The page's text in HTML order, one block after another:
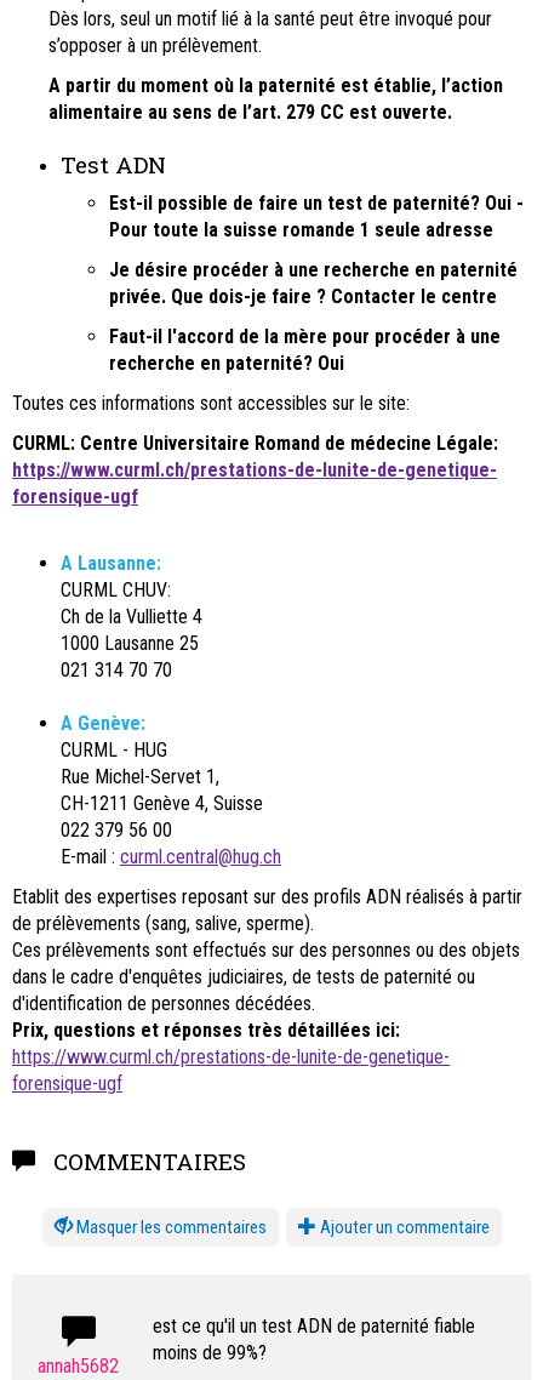
Dès lors, seul un motif lié à la santé peut être invoqué pour
s’opposer à un prélèvement.
A partir du moment où la paternité est établie, l’action
alimentaire au sens de l’art. 279 CC est ouverte.
Test ADN
Est-il possible de faire un test de paternité? Oui -
Pour toute la suisse romande 1 seule adresse
Je désire procéder à une recherche en paternité
privée. Que dois-je faire ? Contacter le centre
Faut-il l'accord de la mère pour procéder à une
recherche en paternité? Oui
Toutes ces informations sont accessibles sur le site:
CURML: Centre Universitaire Romand de médecine Légale:
https://www.curml.ch/prestations-de-lunite-de-genetique-
forensique-ugf
A Lausanne:
CURML CHUV:
Ch de la Vulliette 4
1000 Lausanne 25
021 314 70 70
A Genève:
CURML - HUG
Rue Michel-Servet 1,
CH-1211 Genève 4, Suisse
022 379 56 00
E-mail : curml.central@hug.ch
Etablit des expertises reposant sur des profils ADN réalisés à partir
de prélèvements (sang, salive, sperme).
Ces prélèvements sont effectués sur des personnes ou des objets
dans le cadre d'enquêtes judiciaires, de tests de paternité ou
d'identification de personnes décédées.
Prix, questions et réponses très détaillées ici:
https://www.curml.ch/prestations-de-lunite-de-genetique-
forensique-ugf
COMMENTAIRES
les commentaires Ajouter un commentaire
annah5682
est ce qu'il un test ADN de paternité fiable
moins de 99%?